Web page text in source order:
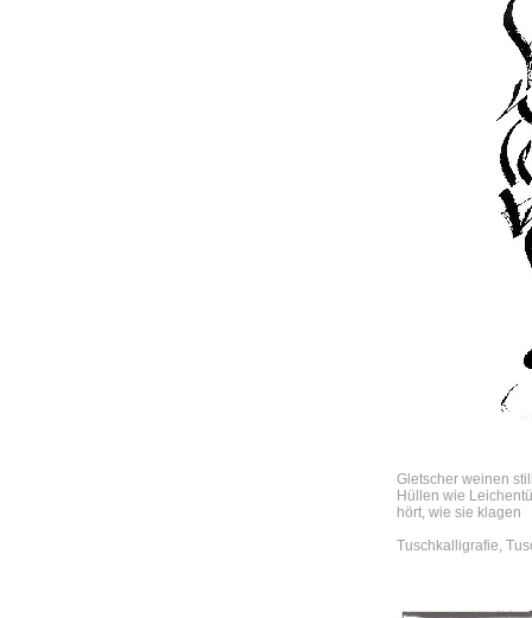
Gletscher weinen
Hüllen wie
hört, wie
Tuschkalligrafie,